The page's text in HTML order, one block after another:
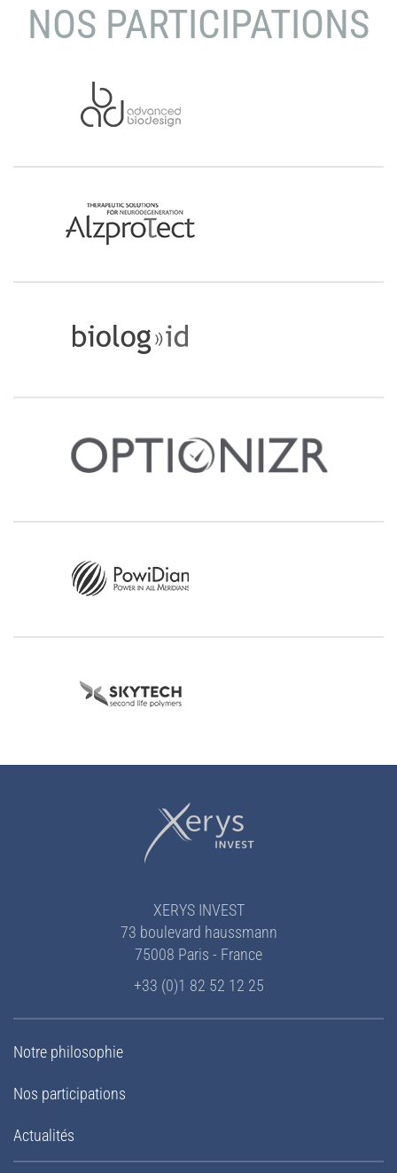
NOS PARTICIPATIONS
XERYS INVEST
73 boulevard haussmann
75008 Paris - France
+33 (0)1 82 52 12 25
Notre philosophie
Nos participations
Actualités